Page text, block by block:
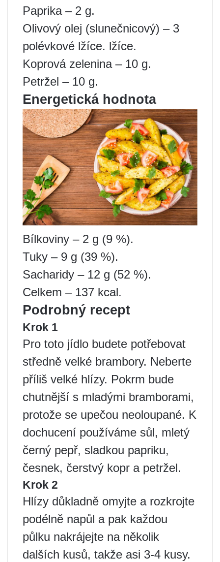
Paprika – 2 g.
Olivový olej (slunečnicový) – 3
polévkové lžíce. lžíce.
Koprová zelenina – 10 g.
Petržel – 10 g.
Energetická hodnota
Bílkoviny – 2 g (9 %).
Tuky – 9 g (39 %).
Sacharidy – 12 g (52 %).
Celkem – 137 kcal.
Podrobný recept
Krok 1
Pro toto jídlo budete potřebovat
středně velké brambory. Neberte
příliš velké hlízy. Pokrm bude
chutnější s mladými bramborami,
protože se upečou neoloupané. K
dochucení používáme sůl, mletý
černý pepř, sladkou papriku,
česnek, čerstvý kopr a petržel.
Krok 2
Hlízy důkladně omyjte a rozkrojte
podélně napůl a pak každou
půlku nakrájejte na několik
dalších kusů, takže asi 3-4 kusy.